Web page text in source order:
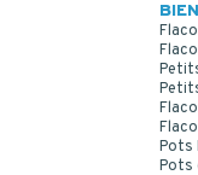
Pots
Pots